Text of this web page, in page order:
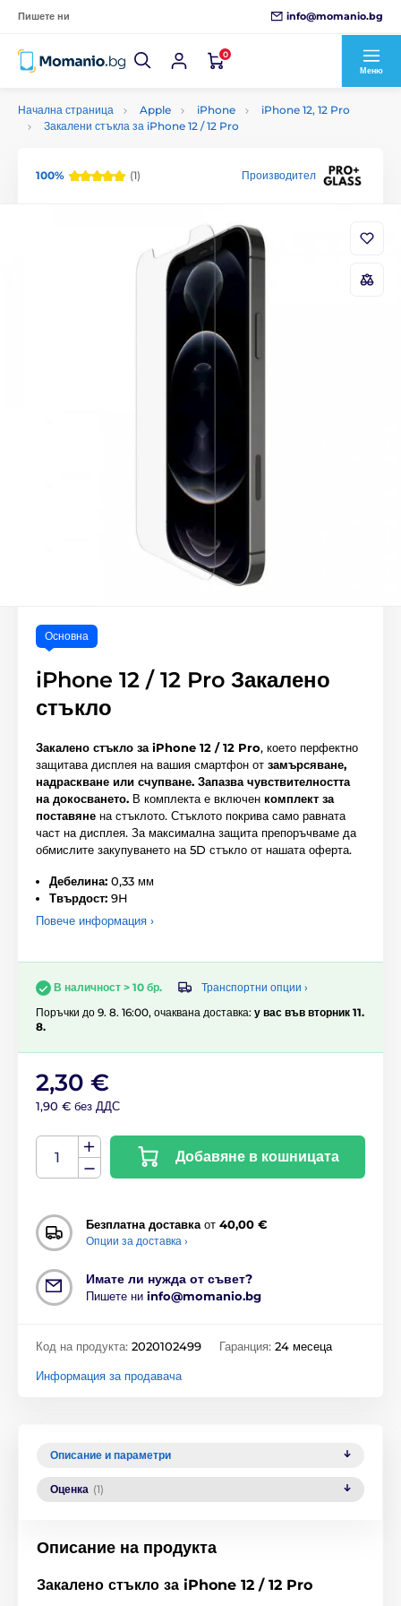
Пишете ни info@momanio.bg
0
Меню
Начална страница Apple iPhone
iPhone 12, 12 Pro
Закалени стъкла за iPhone 12 / 12 Pro
100% (1) Производител
Основна
iPhone 12 / 12 Pro Закалено
стъкло
Закалено стъкло за iPhone 12 / 12 Pro, което перфектно
защитава дисплея на вашия смартфон от замърсяване,
надраскване или счупване. Запазва чувствителността
на докосването. В комплекта е включен комплект за
поставяне на стъклото. Стъклото покрива само равната
част на дисплея. За максимална защита препоръчваме да
обмислите закупуването на 5D стъкло от нашата оферта.
Дебелина: 0,33 мм
Твърдост: 9H
Повече информация ›
В наличност > 10 бр.
Транспортни опции ›
Поръчки до 9. 8. 16:00, очаквана доставка: у вас във вторник 11.
8.
2,30 €
1,90 € без ДДС
Добавяне в кошницата
Безплатна доставка от 40,00 €
Опции за доставка ›
Имате ли нужда от съвет?
Пишете ни info@momanio.bg
Код на продукта: 2020102499 Гаранция: 24 месеца
Информация за продавача
Описание и параметри
Оценка (1)
Описание на продукта
Закалено стъкло за iPhone 12 / 12 Pro